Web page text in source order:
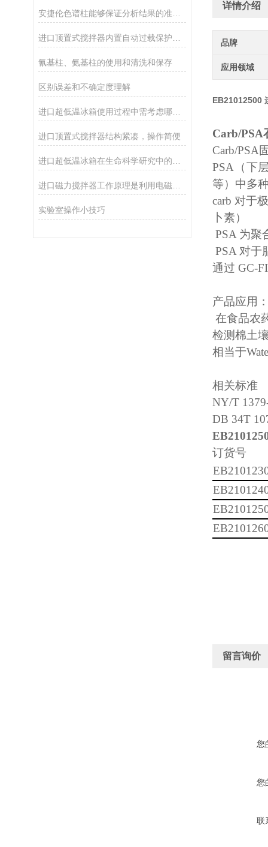
安捷伦色谱柱能够保证分析结果的准确性和可靠性
氰基柱、氨基柱的使用和清洗和保存
区别误差和不确定度理解
进口超低温冰箱使用过程中需考虑哪些因素？
进口顶置式搅拌器结构紧凑，操作简便
进口磁力搅拌器工作原理是利用电磁感应原理
实验室操作小技巧
详情介绍
品牌
应用领域
EB21012500
Carb/PSA
Carb/PSA
PSA（下
等）中多
carb 对于
卜素）
PSA 为聚
PSA 对于
通过 GC-
产品应用
在食品农
检测棉土
相当于
相关标准
NY/T
DB 34T
订货号
留言询价
您
您
联